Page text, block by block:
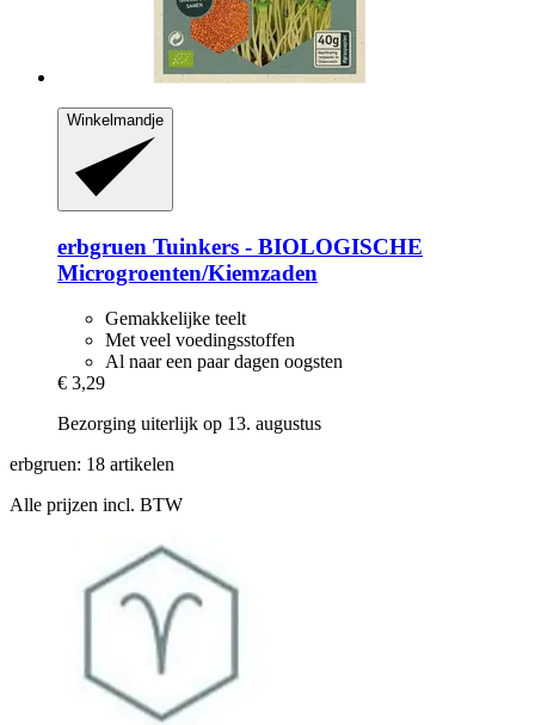
Winkelmandje
erbgruen Tuinkers -​ BIOLOGISCHE
Microgroenten/Kiemzaden
Gemakkelijke teelt
Met veel voedingsstoffen
Al naar een paar dagen oogsten
€ 3,29
Bezorging uiterlijk op 13. augustus
erbgruen: 18 artikelen
Alle prijzen incl. BTW